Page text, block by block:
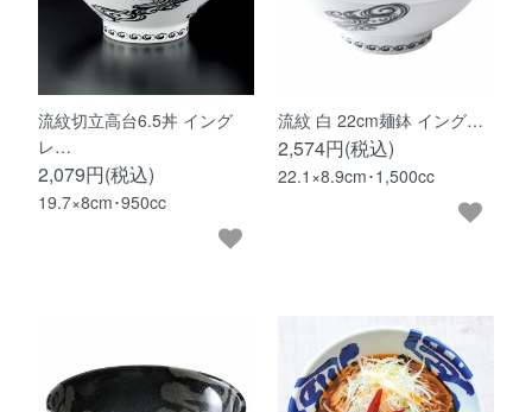
流紋切立高台6.5丼 イング
レ…
2,079円(税込)
19.7×8cm･950cc
流紋 白 22cm麺鉢 イング…
2,574円(税込)
22.1×8.9cm･1,500cc